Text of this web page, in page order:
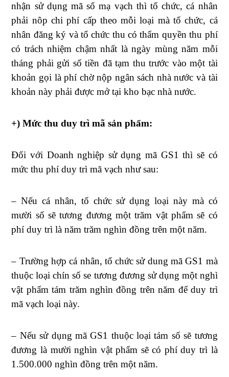
nhận sử dụng mã số mạ vạch thì tổ chức, cá nhân
phải nôp chi phí cấp theo mỗi loại mà tổ chức, cá
nhân đăng ký và tổ chức thu có thẩm quyền thu phí
có trách nhiệm chậm nhất là ngày mùng năm mỗi
tháng phải gửi số tiền đã tạm thu trước vào một tài
khoản gọi là phí chờ nộp ngân sách nhà nước và tài
khoản này phải được mở tại kho bạc nhà nước.
+) Mức thu duy trì mã sản phẩm:
Đối với Doanh nghiệp sử dụng mã GS1 thì sẽ có
mức thu phí duy trì mã vạch như sau:
– Nếu cá nhân, tổ chức sử dụng loại này mà có
mười số sẽ tương đương một trăm vật phẩm sẽ có
phí duy trì là năm trăm nghìn đồng trên một năm.
– Trường hợp cá nhân, tổ chức sử dung mã GS1 mà
thuộc loại chín số se tương đương sử dụng một nghì
vật phẩm tám trăm nghìn đồng trên năm để duy trì
mã vạch loại này.
– Nếu sử dụng mã GS1 thuộc loại tám số sẽ tương
đương là mười nghìn vật phẩm sẽ có phí duy trì là
1.500.000 nghìn đồng trên một năm.